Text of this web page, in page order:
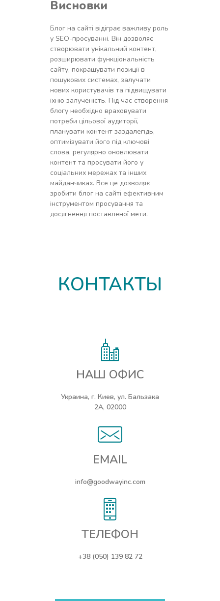
Висновки
Блог на сайті відіграє важливу роль
у SEO-просуванні. Він дозволяє
створювати унікальний контент,
розширювати функціональність
сайту, покращувати позиції в
пошукових системах, залучати
нових користувачів та підвищувати
їхню залученість. Під час створення
блогу необхідно враховувати
потреби цільової аудиторії,
планувати контент заздалегідь,
оптимізувати його під ключові
слова, регулярно оновлювати
контент та просувати його у
соціальних мережах та інших
майданчиках. Все це дозволяє
зробити блог на сайті ефективним
інструментом просування та
досягнення поставленої мети.
КОНТАКТЫ
НАШ ОФИС
Украина, г. Киев, ул. Бальзака
2А, 02000
EMAIL
info@goodwayinc.com
ТЕЛЕФОН
+38 (050) 139 82 72